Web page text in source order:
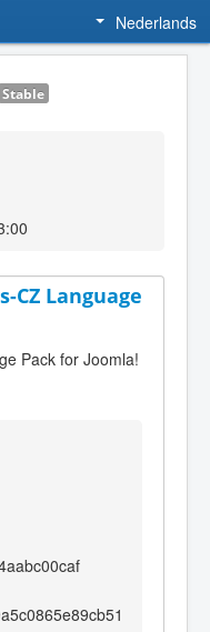
Nederlands
Stable
CZ Language
Pack for Joomla!